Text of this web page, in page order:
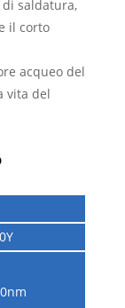
saldatura,
il corto
acqueo del
vita del